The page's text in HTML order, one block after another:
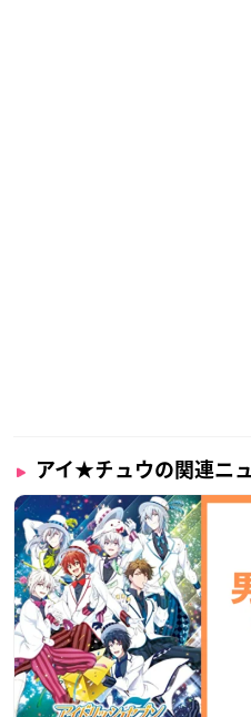
アイ★チュウの関連ニ